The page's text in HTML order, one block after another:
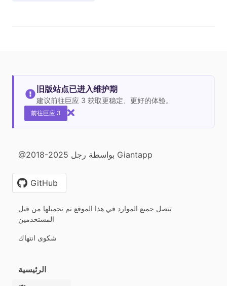
旧版站点已进入维护期
建议前往巨应 3 获取更稳定、更好的体验。
前往巨应 3
@2018-2025 بواسطة رجل Giantapp
GitHub
تنصل جميع الموارد في هذا الموقع تم تحميلها من قبل
المستخدمين
شكوى انتهاك
الرئيسية